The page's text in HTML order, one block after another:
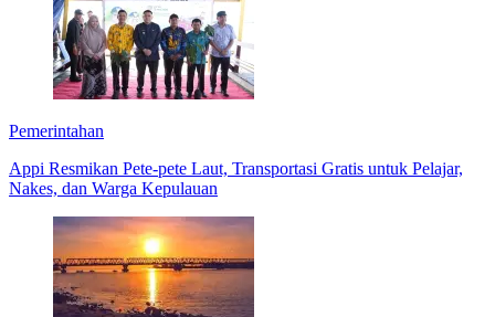
Pemerintahan
Appi Resmikan Pete-pete Laut, Transportasi Gratis untuk Pelajar,
Nakes, dan Warga Kepulauan